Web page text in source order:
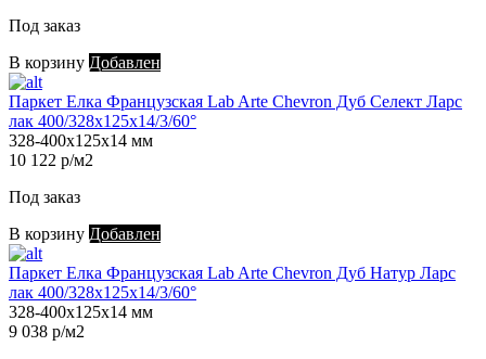
Под заказ
В корзину Добавлен
Паркет Елка Французская Lab Arte Chevron Дуб Селект Ларс
лак 400/328х125х14/3/60°
328-400х125х14 мм
10 122 р/м2
Под заказ
В корзину Добавлен
Паркет Елка Французская Lab Arte Chevron Дуб Натур Ларс
лак 400/328х125х14/3/60°
328-400х125х14 мм
9 038 р/м2